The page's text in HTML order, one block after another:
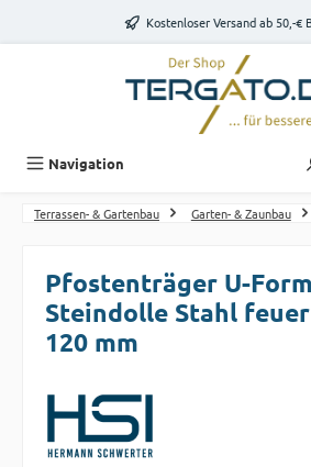
Zum Hauptinhalt springenKostenloser Versand ab 50,-€
Navigation
Terrassen- & Gartenbau Garten- & Zaunbau
Pfostenträger U-
Steindolle Stahl
120 mm